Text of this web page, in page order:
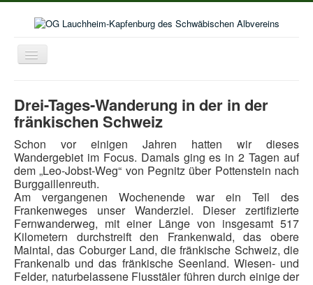
Toggle
Navigation
Aktuelles
Veranstaltungskalender
Bildergalerie
Selbstwanderungen
Seniorenwanderungen
Lust auf mehr
Kooperation Deutschordenschule
Drei-Tages-Wanderung in der in der
fränkischen Schweiz
Schon vor einigen Jahren hatten wir dieses
Wandergebiet im Focus. Damals ging es in 2 Tagen auf
dem „Leo-Jobst-Weg“ von Pegnitz über Pottenstein nach
Burggaillenreuth.
Am vergangenen Wochenende war ein Teil des
Frankenweges unser Wanderziel. Dieser zertifizierte
Fernwanderweg, mit einer Länge von insgesamt 517
Kilometern durchstreift den Frankenwald, das obere
Maintal, das Coburger Land, die fränkische Schweiz, die
Frankenalb und das fränkische Seenland. Wiesen- und
Felder, naturbelassene Flusstäler führen durch einige der